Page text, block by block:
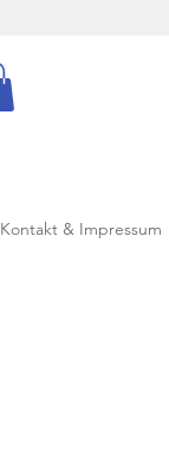
Kontakt & Impressum